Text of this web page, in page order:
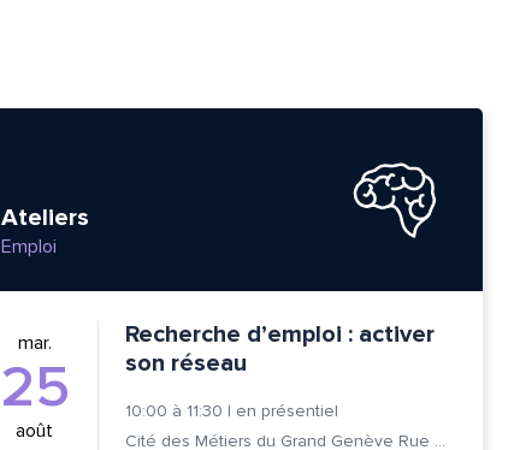
Ateliers
Emploi
mar.
25
août
Recherche d’emploi : activer
son réseau
10:00 à 11:30 | en présentiel
Cité des Métiers du Grand Genève Rue Prévost-Martin 6 1205 Genève